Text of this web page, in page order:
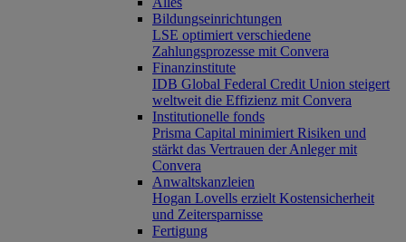
Bildungseinrichtungen
LSE optimiert verschiedene
Zahlungsprozesse mit Convera
Finanzinstitute
IDB Global Federal Credit Union steigert
weltweit die Effizienz mit Convera
Institutionelle fonds
Prisma Capital minimiert Risiken und
stärkt das Vertrauen der Anleger mit
Convera
Anwaltskanzleien
Hogan Lovells erzielt Kostensicherheit
und Zeitersparnisse
Fertigung